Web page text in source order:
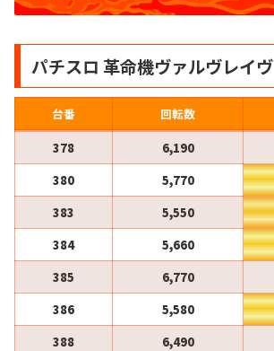
パチスロ 革命機ヴァルヴレイヴ
台番 回転数
378
6,190
380
5,770
383
5,550
384
5,660
385
6,770
386
5,580
388
6,490